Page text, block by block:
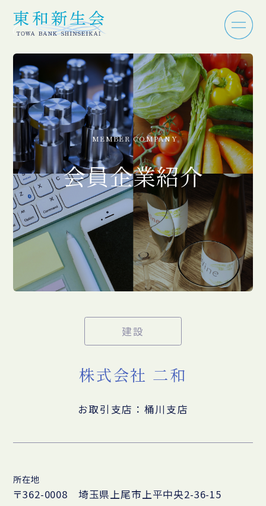
MEMBER COMPANY
会員企業紹介
建設
株式会社 二和
お取引支店：桶川支店
所在地
〒362-0008 埼玉県上尾市上平中央2-36-15